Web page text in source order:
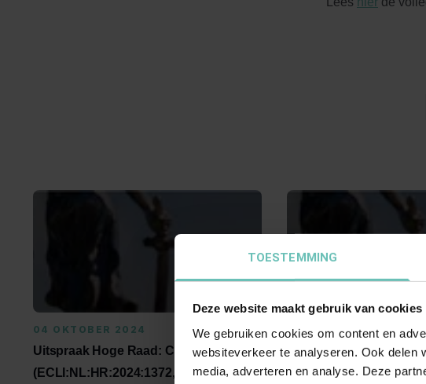
TOESTEMMING
Deze website maakt gebruik van cookies
We gebruiken cookies om content en
websiteverkeer te analyseren. Ook delen
media, adverteren en analyse. Deze
04 OKTOBER 2024
Uitspraak Hoge Raad: Civiel recht
(ECLI:NL:HR:2024:1372, 4 oktober
12 JULI 2024
Uitspraak Hoge Raad:
Verbintenissenrecht